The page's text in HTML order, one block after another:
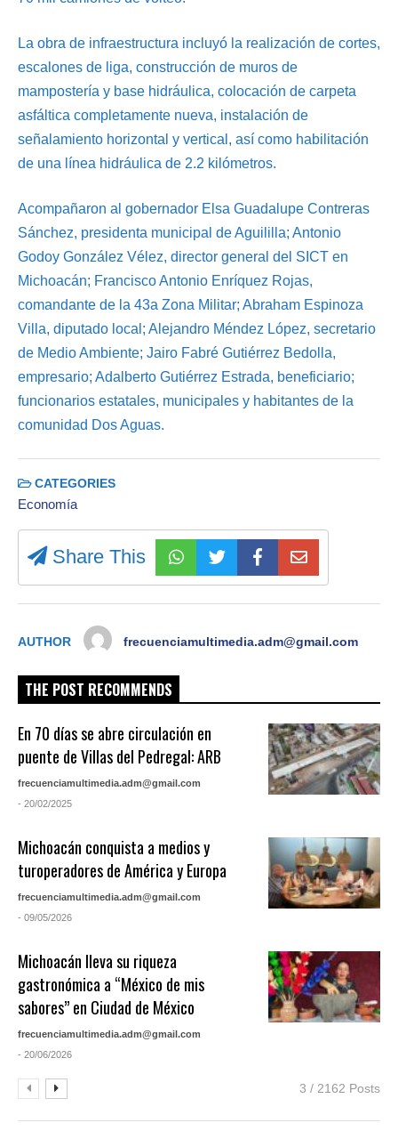
La obra de infraestructura incluyó la realización de cortes,
escalones de liga, construcción de muros de
mampostería y base hidráulica, colocación de carpeta
asfáltica completamente nueva, instalación de
señalamiento horizontal y vertical, así como habilitación
de una línea hidráulica de 2.2 kilómetros.
Acompañaron al gobernador Elsa Guadalupe Contreras
Sánchez, presidenta municipal de Aguililla; Antonio
Godoy González Vélez, director general del SICT en
Michoacán; Francisco Antonio Enríquez Rojas,
comandante de la 43a Zona Militar; Abraham Espinoza
Villa, diputado local; Alejandro Méndez López, secretario
de Medio Ambiente; Jairo Fabré Gutiérrez Bedolla,
empresario; Adalberto Gutiérrez Estrada, beneficiario;
funcionarios estatales, municipales y habitantes de la
comunidad Dos Aguas.
CATEGORIES
Economía
Share This
AUTHOR frecuenciamultimedia.adm@gmail.com
THE POST RECOMMENDS
En 70 días se abre circulación en
puente de Villas del Pedregal: ARB
frecuenciamultimedia.adm@gmail.com
- 20/02/2025
Michoacán conquista a medios y
turoperadores de América y Europa
frecuenciamultimedia.adm@gmail.com
- 09/05/2026
Michoacán lleva su riqueza
gastronómica a “México de mis
sabores” en Ciudad de México
frecuenciamultimedia.adm@gmail.com
- 20/06/2026
3 / 2162 Posts